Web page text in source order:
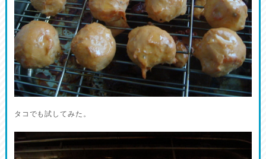
タコでも試してみた。